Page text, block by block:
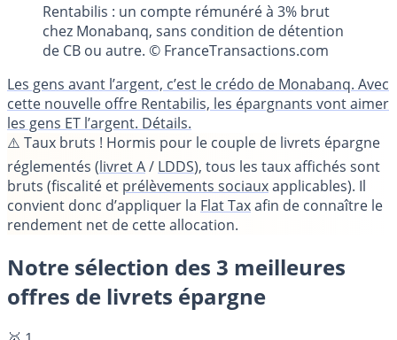
Rentabilis : un compte rémunéré à 3% brut
chez Monabanq, sans condition de détention
de CB ou autre. © FranceTransactions.com
Les gens avant l’argent, c’est le crédo de Monabanq. Avec
cette nouvelle offre Rentabilis, les épargnants vont aimer
les gens ET l’argent. Détails.
⚠️ Taux bruts ! Hormis pour le couple de livrets épargne
réglementés (livret A/ LDDS), tous les taux affichés sont
bruts (fiscalité et prélèvements sociauxapplicables). Il
convient donc d’appliquer la Flat Taxafin de connaître le
rendement net de cette allocation.
Notre sélection des 3 meilleures
offres de livrets épargne